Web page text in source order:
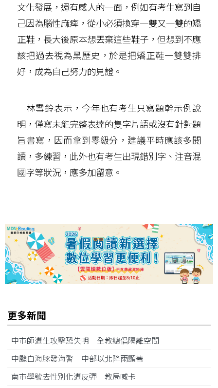
文化發展，還有感人的一面，例如有考生寫到自
己因為腦性麻痺，從小必須換穿一雙又一雙的矯
正鞋，長大後原本想丟棄這些鞋子，但想到不應
該把過去視為黑歷史，於是把矯正鞋一雙雙排
好，成為自己努力的見證。
林雪鈴表示，今年也有考生只寫題幹示例說
明，僅寫未能完整表達的隻字片語或沒有針對題
旨書寫，因而拿到零級分，建議平時應該多閱
讀，多練習，此外也有考生出現錯別字、注音混
國字等狀況，應多加留意。
更多新聞
中市師遭生攻擊恐失明 全教總倡隔離空間
中颱白海豚發海警 中部以北降雨顯著
南市學號去性別化遭反彈 教局喊卡